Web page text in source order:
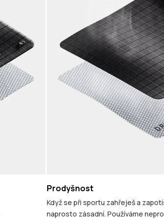
Prodyšnost
Když se při sportu zahřeješ a
naprosto zásadní. Používáme